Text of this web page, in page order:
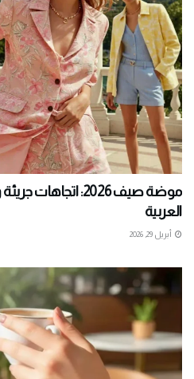
موضة صيف 2026:
العربية
أبريل 29, 2026